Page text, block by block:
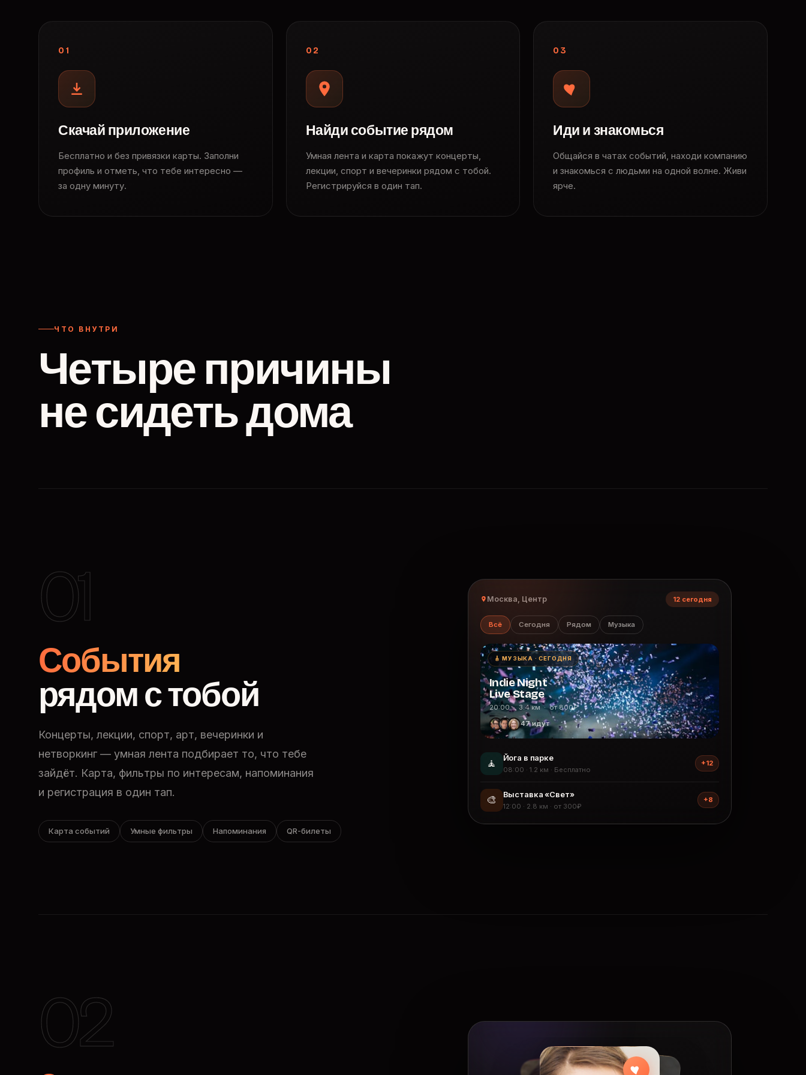
01
Скачай приложение
Бесплатно и без привязки карты. Заполни
профиль и отметь, что тебе интересно —
за одну минуту.
02
Найди событие рядом
Умная лента и карта покажут концерты,
лекции, спорт и вечеринки рядом с тобой.
Регистрируйся в один тап.
03
Иди и знакомься
Общайся в чатах событий, находи компанию
и знакомься с людьми на одной волне. Живи
ярче.
ЧТО ВНУТРИ
Четыре причины
не сидеть дома
01
События
рядом с тобой
Концерты, лекции, спорт, арт, вечеринки и
нетворкинг — умная лента подбирает то, что тебе
зайдёт. Карта, фильтры по интересам, напоминания
и регистрация в один тап.
Карта событий Умные фильтры Напоминания QR-билеты
Москва, Центр 12 сегодня
Всё Сегодня Рядом Музыка
🎸 МУЗЫКА · СЕГОДНЯ
Indie Night
Live Stage
20:00 · 3.4 км · от 800₽
47 идут
🧘 Йога в парке
08:00 · 1.2 км · Бесплатно
+12
🎨 Выставка «Свет»
12:00 · 2.8 км · от 300₽
+8
02